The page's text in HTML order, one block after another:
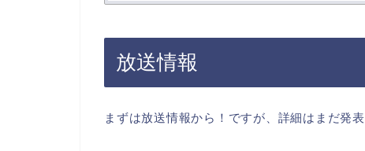
放送情報
まずは放送情報から！ですが、詳細はまだ発表